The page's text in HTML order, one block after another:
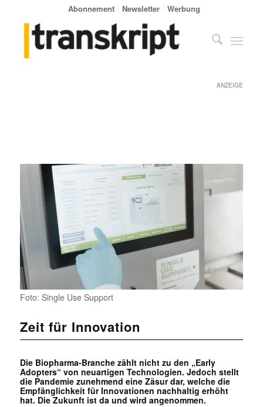
Abonnement Newsletter Werbung
ANZEIGE
Foto: Single Use Support
Zeit für Innovation
Die Biopharma-Branche zählt nicht zu den „Early
Adopters“ von neuartigen Technologien. Jedoch stellt
die Pandemie zunehmend eine Zäsur dar, welche die
Empfänglichkeit für Innovationen nachhaltig erhöht
hat. Die Zukunft ist da und wird angenommen.